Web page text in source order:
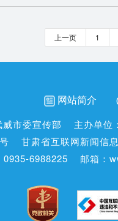
上一页 1
网站简介
市委宣传部
主办单位
甘肃省互联网新闻信
0935-6988225
邮箱：